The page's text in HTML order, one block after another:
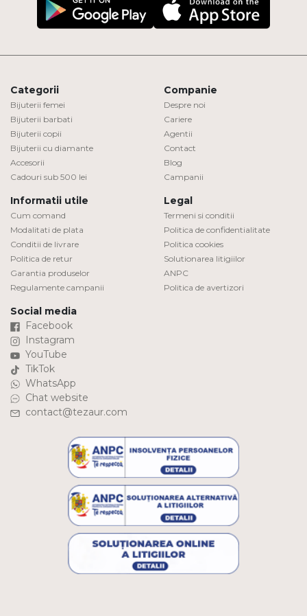
Categorii
Bijuterii femei
Bijuterii barbati
Bijuterii copii
Bijuterii cu diamante
Accesorii
Cadouri sub 500 lei
Companie
Despre noi
Cariere
Agentii
Contact
Blog
Campanii
Informatii utile
Cum comand
Modalitati de plata
Conditii de livrare
Politica de retur
Garantia produselor
Regulamente campanii
Legal
Termeni si conditii
Politica de confidentialitate
Politica cookies
Solutionarea litigiilor
ANPC
Politica de avertizori
Social media
Facebook
Instagram
YouTube
TikTok
WhatsApp
Chat website
contact@tezaur.com